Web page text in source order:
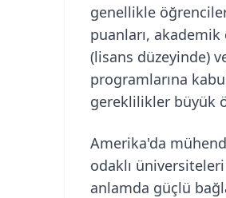
genellikle
puanları,
(lisans düzeyinde)
programlarına
gereklilikler büyük
Amerika'da
odaklı
anlamda güçlü